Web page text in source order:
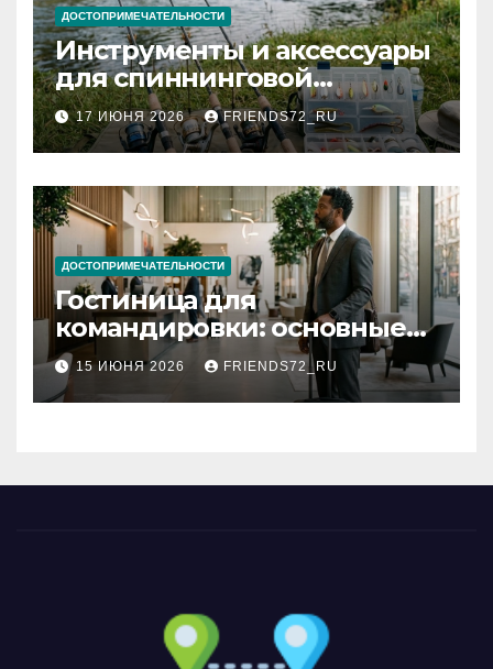
ДОСТОПРИМЕЧАТЕЛЬНОСТИ
Инструменты и аксессуары
для спиннинговой
рыбалки: назначение и
типы
17 ИЮНЯ 2026 FRIENDS72_RU
ДОСТОПРИМЕЧАТЕЛЬНОСТИ
Гостиница для
командировки: основные
критерии выбора
15 ИЮНЯ 2026 FRIENDS72_RU